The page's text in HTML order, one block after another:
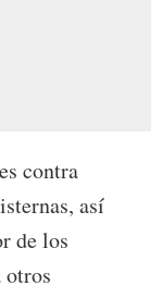
contra
así
de los